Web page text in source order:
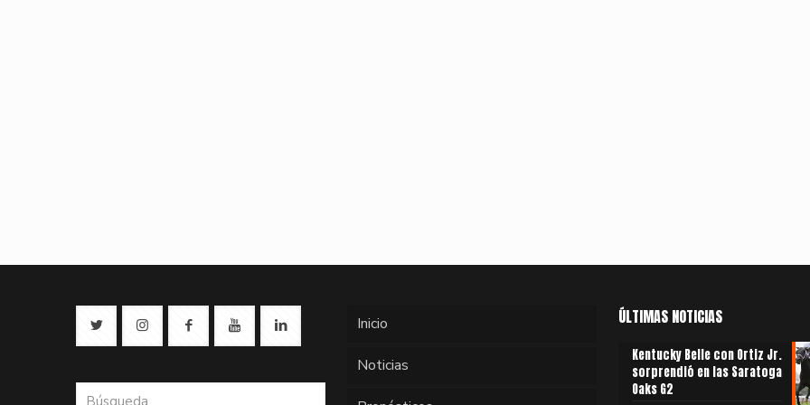
Inicio
Noticias
ÚLTIMAS NOTICIAS
Kentucky Belle con Ortiz Jr.
sorprendió en las Saratoga
Oaks G2